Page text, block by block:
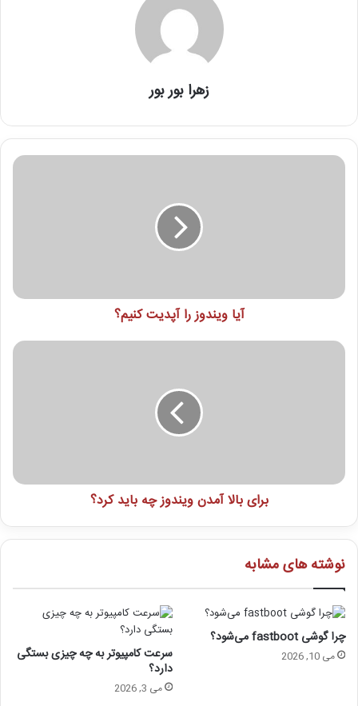
زهرا بور بور
آیا ویندوز را آپدیت کنیم؟
برای بالا آمدن ویندوز چه باید کرد؟
نوشته های مشابه
چرا گوشی fastboot می‌شود؟
می 10, 2026 سرعت کامپیوتر به چه چیزی بستگی
دارد؟
می 3, 2026